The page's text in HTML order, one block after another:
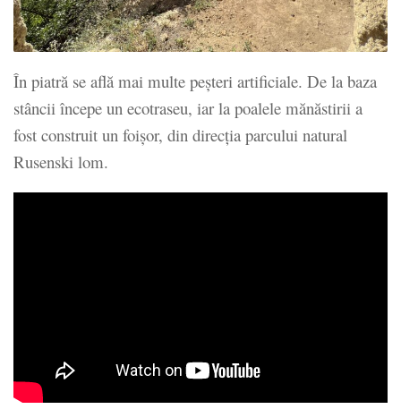
În piatră se află mai multe peșteri artificiale. De la baza
stâncii începe un ecotraseu, iar la poalele mănăstirii a
fost construit un foișor, din direcția parcului natural
Rusenski lom.